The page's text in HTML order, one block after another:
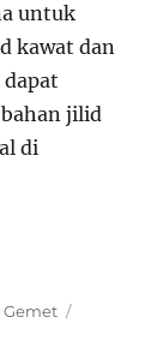
untuk
kawat dan
jilid
di